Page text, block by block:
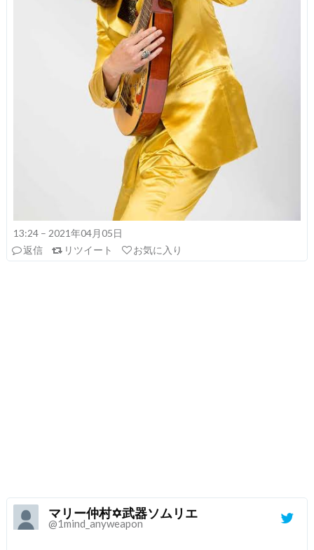
13:24 – 2021年04月05日
返信
リツイート お気に入り
マリー仲村✡武器ソムリエ
@1mind_anyweapon